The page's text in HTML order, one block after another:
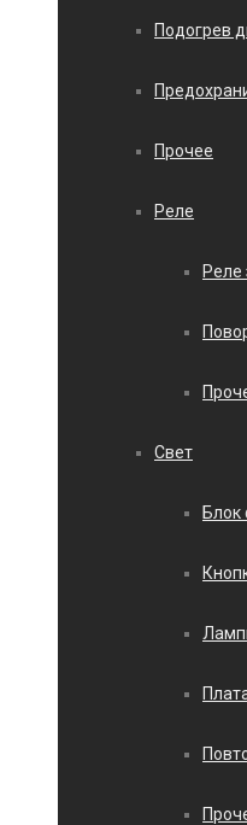
Подогрев
Прочее
Реле
Реле
Свет
Блок